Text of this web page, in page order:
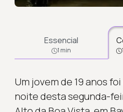
Essencial
1 min
Um jovem de 19 anos
noite desta segunda-